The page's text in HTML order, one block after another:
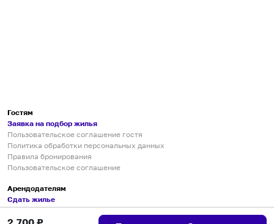
Гостям
Заявка на подбор жилья
Пользовательское соглашение гостя
Политика обработки персональных данных
Правила бронирования
Пользовательское соглашение
Арендодателям
Сдать жилье
Пользовательское соглашение
Правила публикации объявлений